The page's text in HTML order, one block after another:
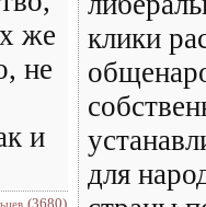
же
не
и
(3680)
клики
для